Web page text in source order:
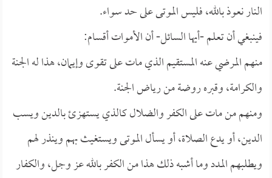
النار نعوذ بالله، فليس الموتى على حد سواء.
فينبغي أن تعلم -أيها السائل- أن الأموات أقسام:
منهم المرضي عنه المستقيم الذي مات على تقوى وإيمان، هذا له الجنة
والكرامة، وقبره روضة من رياض الجنة.
ومنهم من مات على الكفر والضلال كالذي يستهزئ بالدين ويسب
الدين، أو يدع الصلاة، أو يسأل الموتى ويستغيث بهم وينذر لهم
ويطلبهم المدد وما أشبه ذلك هذا من الكفر بالله عز وجل، والكفار